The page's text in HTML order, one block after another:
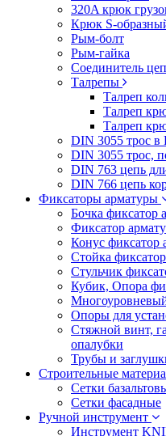
320A крюк
Крюк S-
Рым-болт
Рым-гайка
Соединитель
Талрепы
Талреп
Талреп
Талреп
DIN 3055 трос
DIN 3055 трос,
DIN 763 цепь
DIN 766 цепь
Фиксаторы арматуры
Бочка фиксатор
Фиксатор
Конус фиксатор
Стойка
Стульчик
Кубик, Опора
Опоры для
Стяжной винт,
опалубки
Трубы и
Строительные
Сетки
Сетки фасадные
Ручной инструмент
Инструмент